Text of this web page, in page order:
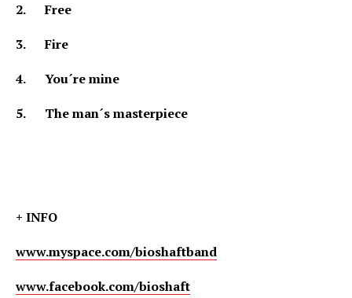
2.
Free
3.
Fire
4.
You´re mine
5.
The man´s masterpiece
+ INFO
www.myspace.com/bioshaftband
www.facebook.com/bioshaft